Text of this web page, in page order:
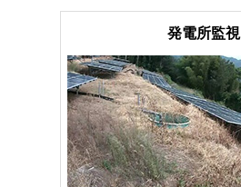
発電所監視